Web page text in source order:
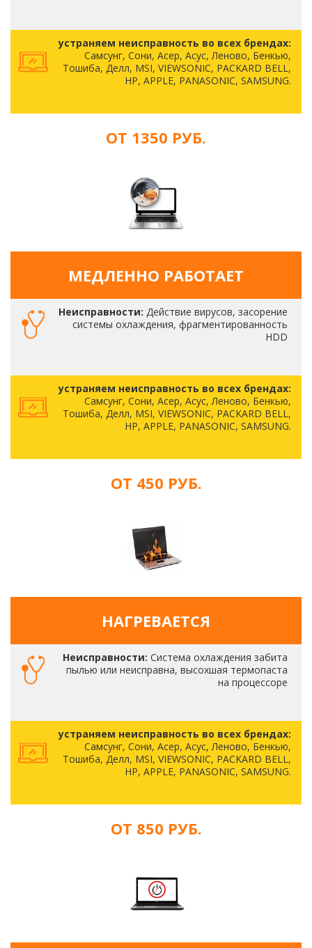
устраняем неисправность во всех брендах:
Самсунг, Сони, Асер, Асус, Леново, Бенкью,
Тошиба, Делл, MSI, VIEWSONIC, PACKARD BELL,
HP, APPLE, PANASONIC, SAMSUNG.
ОТ 1350 РУБ.
МЕДЛЕННО РАБОТАЕТ
Неисправности: Действие вирусов, засорение
системы охлаждения, фрагментированность
HDD
устраняем неисправность во всех брендах:
Самсунг, Сони, Асер, Асус, Леново, Бенкью,
Тошиба, Делл, MSI, VIEWSONIC, PACKARD BELL,
HP, APPLE, PANASONIC, SAMSUNG.
ОТ 450 РУБ.
НАГРЕВАЕТСЯ
Неисправности: Система охлаждения забита
пылью или неисправна, высохшая термопаста
на процессоре
устраняем неисправность во всех брендах:
Самсунг, Сони, Асер, Асус, Леново, Бенкью,
Тошиба, Делл, MSI, VIEWSONIC, PACKARD BELL,
HP, APPLE, PANASONIC, SAMSUNG.
ОТ 850 РУБ.